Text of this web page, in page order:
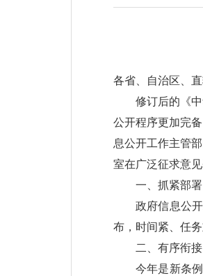
各省、自治区、
修订后的《
公开程序更加完
息公开工作主管
室在广泛征求意
一、抓紧部署
政府信息公
布，时间紧、任
二、有序衔接
今年是新条